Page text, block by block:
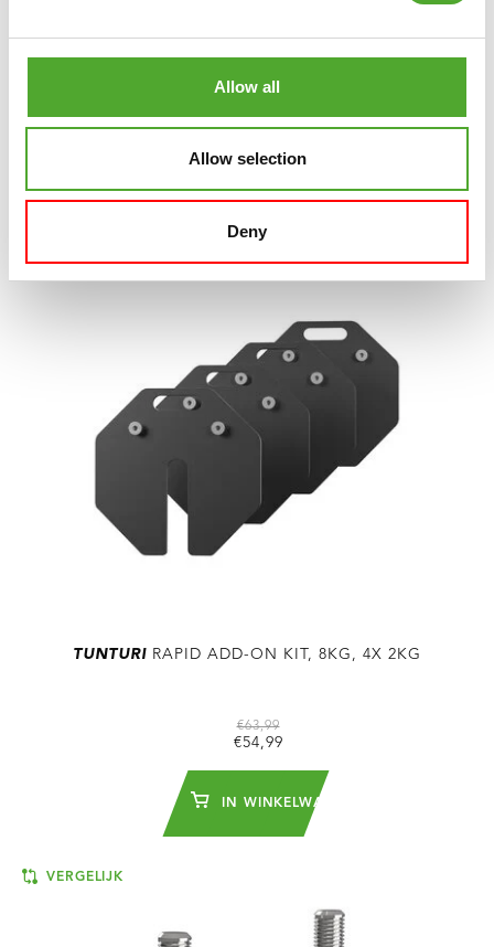
Allow all
Allow selection
Deny
GERELATEERDE PRODUCTEN
VERGELIJK
TUNTURI RAPID ADD-ON KIT, 8KG, 4X 2KG
€63,99
€54,99
IN WINKELWAGEN
VERGELIJK